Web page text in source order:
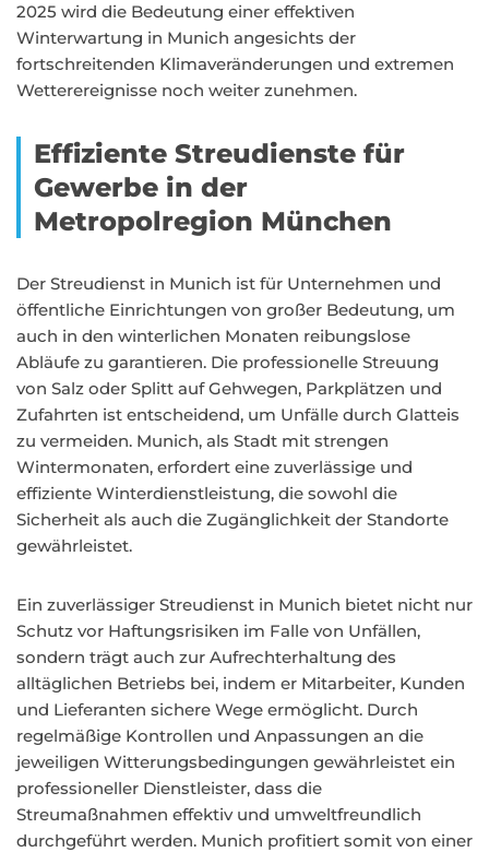
2025 wird die Bedeutung einer effektiven
Winterwartung in Munich angesichts der
fortschreitenden Klimaveränderungen und extremen
Wetterereignisse noch weiter zunehmen.
Effiziente Streudienste für
Gewerbe in der
Metropolregion München
Der Streudienst in Munich ist für Unternehmen und
öffentliche Einrichtungen von großer Bedeutung, um
auch in den winterlichen Monaten reibungslose
Abläufe zu garantieren. Die professionelle Streuung
von Salz oder Splitt auf Gehwegen, Parkplätzen und
Zufahrten ist entscheidend, um Unfälle durch Glatteis
zu vermeiden. Munich, als Stadt mit strengen
Wintermonaten, erfordert eine zuverlässige und
effiziente Winterdienstleistung, die sowohl die
Sicherheit als auch die Zugänglichkeit der Standorte
gewährleistet.
Ein zuverlässiger Streudienst in Munich bietet nicht nur
Schutz vor Haftungsrisiken im Falle von Unfällen,
sondern trägt auch zur Aufrechterhaltung des
alltäglichen Betriebs bei, indem er Mitarbeiter, Kunden
und Lieferanten sichere Wege ermöglicht. Durch
regelmäßige Kontrollen und Anpassungen an die
jeweiligen Witterungsbedingungen gewährleistet ein
professioneller Dienstleister, dass die
Streumaßnahmen effektiv und umweltfreundlich
durchgeführt werden. Munich profitiert somit von einer